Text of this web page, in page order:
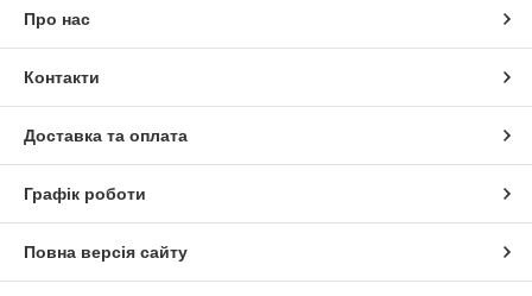
Про нас
Контакти
Доставка та оплата
Графік роботи
Повна версія сайту